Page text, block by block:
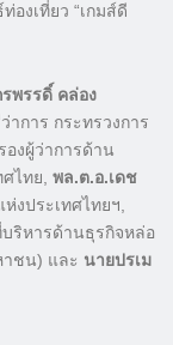
งเที่ยว “เกมส์ดี
พรรดิ์ คล่อง
การ กระทรวงการ
รองผู้ว่าการด้าน
ไทย, พล.ต.อ.เดช
งประเทศไทยฯ,
ริหารด้านธุรกิจหล่อ
ชน) และ นายปรเม